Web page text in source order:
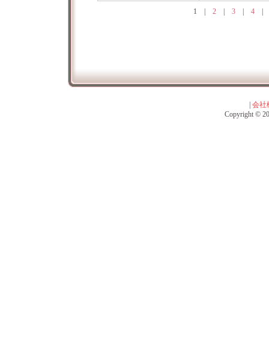
1
2| 3| 4
会社
Copyright ©